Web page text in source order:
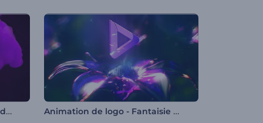
Animation du logo en forme de papillon Animation de logo - Fantaisie florale